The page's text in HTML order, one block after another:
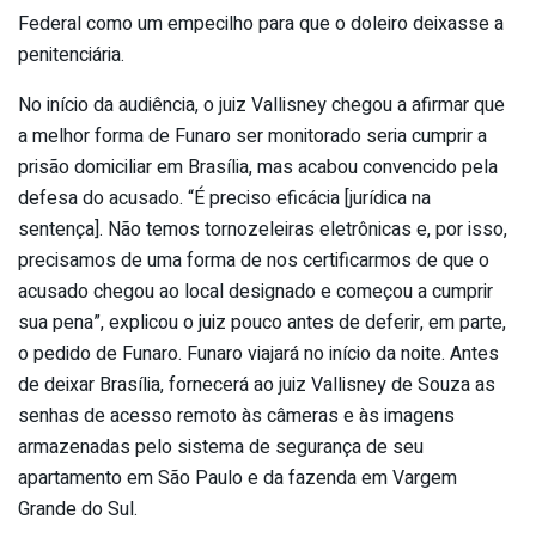
Federal como um empecilho para que o doleiro deixasse a
penitenciária.
No início da audiência, o juiz Vallisney chegou a afirmar que
a melhor forma de Funaro ser monitorado seria cumprir a
prisão domiciliar em Brasília, mas acabou convencido pela
defesa do acusado. “É preciso eficácia [jurídica na
sentença]. Não temos tornozeleiras eletrônicas e, por isso,
precisamos de uma forma de nos certificarmos de que o
acusado chegou ao local designado e começou a cumprir
sua pena”, explicou o juiz pouco antes de deferir, em parte,
o pedido de Funaro. Funaro viajará no início da noite. Antes
de deixar Brasília, fornecerá ao juiz Vallisney de Souza as
senhas de acesso remoto às câmeras e às imagens
armazenadas pelo sistema de segurança de seu
apartamento em São Paulo e da fazenda em Vargem
Grande do Sul.